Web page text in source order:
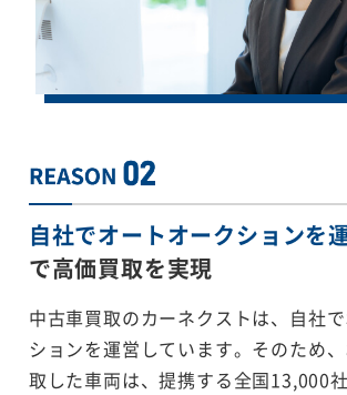
自社でオートオークションを
で高価買取を実現
中古車買取のカーネクストは、自社
ションを運営しています。そのため
取した車両は、提携する全国13,000